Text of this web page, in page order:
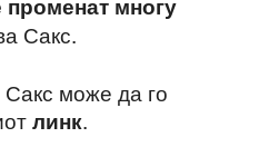
променат многу
Сакс.
може да го
линк.